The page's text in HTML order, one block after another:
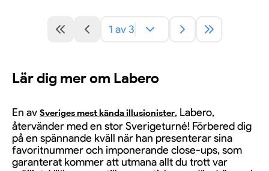
1 av 3
Lär dig mer om Labero
En av Sveriges mest kända illusionister, Labero,
återvänder med en stor Sverigeturné! Förbered dig
på en spännande kväll när han presenterar sina
favoritnummer och imponerande close-ups, som
garanterat kommer att utmana allt du trott var